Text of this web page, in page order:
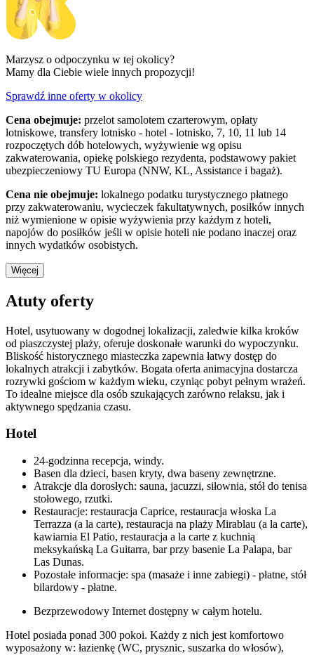
Marzysz o odpoczynku w tej okolicy?
Mamy dla Ciebie wiele innych propozycji!
Sprawdź inne oferty w okolicy
Cena obejmuje: przelot samolotem czarterowym, opłaty
lotniskowe, transfery lotnisko - hotel - lotnisko, 7, 10, 11 lub 14
rozpoczętych dób hotelowych, wyżywienie wg opisu
zakwaterowania, opiekę polskiego rezydenta, podstawowy pakiet
ubezpieczeniowy TU Europa (NNW, KL, Assistance i bagaż).
Cena nie obejmuje: lokalnego podatku turystycznego płatnego
przy zakwaterowaniu, wycieczek fakultatywnych, posiłków innych
niż wymienione w opisie wyżywienia przy każdym z hoteli,
napojów do posiłków jeśli w opisie hoteli nie podano inaczej oraz
innych wydatków osobistych.
Więcej
Atuty oferty
Hotel, usytuowany w dogodnej lokalizacji, zaledwie kilka kroków
od piaszczystej plaży, oferuje doskonałe warunki do wypoczynku.
Bliskość historycznego miasteczka zapewnia łatwy dostęp do
lokalnych atrakcji i zabytków. Bogata oferta animacyjna dostarcza
rozrywki gościom w każdym wieku, czyniąc pobyt pełnym wrażeń.
To idealne miejsce dla osób szukających zarówno relaksu, jak i
aktywnego spędzania czasu.
Hotel
24-godzinna recepcja, windy.
Basen dla dzieci, basen kryty, dwa baseny zewnętrzne.
Atrakcje dla dorosłych: sauna, jacuzzi, siłownia, stół do tenisa
stołowego, rzutki.
Restauracje: restauracja Caprice, restauracja włoska La
Terrazza (a la carte), restauracja na plaży Mirablau (a la carte),
kawiarnia El Patio, restauracja a la carte z kuchnią
meksykańską La Guitarra, bar przy basenie La Palapa, bar
Las Dunas.
Pozostałe informacje: spa (masaże i inne zabiegi) - płatne, stół
bilardowy - płatne.
Bezprzewodowy Internet dostępny w całym hotelu.
Hotel posiada ponad 300 pokoi. Każdy z nich jest komfortowo
wyposażony w: łazienkę (WC, prysznic, suszarka do włosów),